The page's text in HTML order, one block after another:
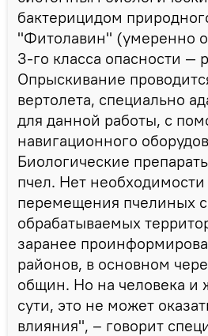
бактерицидом
"Фитолавин" (умеренно
3-го класса опасности —
Опрыскивание
вертолета, специально
для данной работы, с
навигационного
Биологические
пчел. Нет
перемещения пчелиных
обрабатываемых
заранее
районов, в основном
общин. Но на человека и
сути, это не может
влияния", – говорит